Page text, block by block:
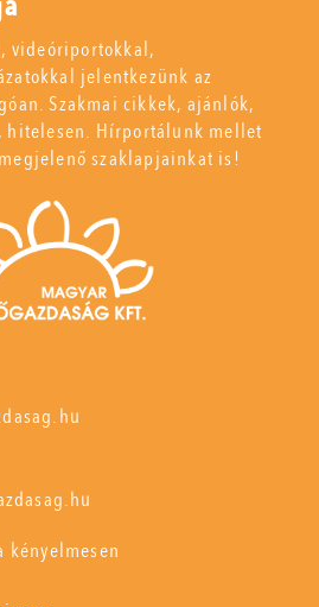
videóriportokkal,
jelentkezünk az
Szakmai cikkek, ajánlók,
hitelesen. Hírportálunk mellet
szaklapjainkat is!
kényelmesen